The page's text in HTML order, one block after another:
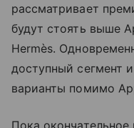
рассматривает
будут стоять выше
Hermès.
доступный сегмент
варианты помимо
Пока